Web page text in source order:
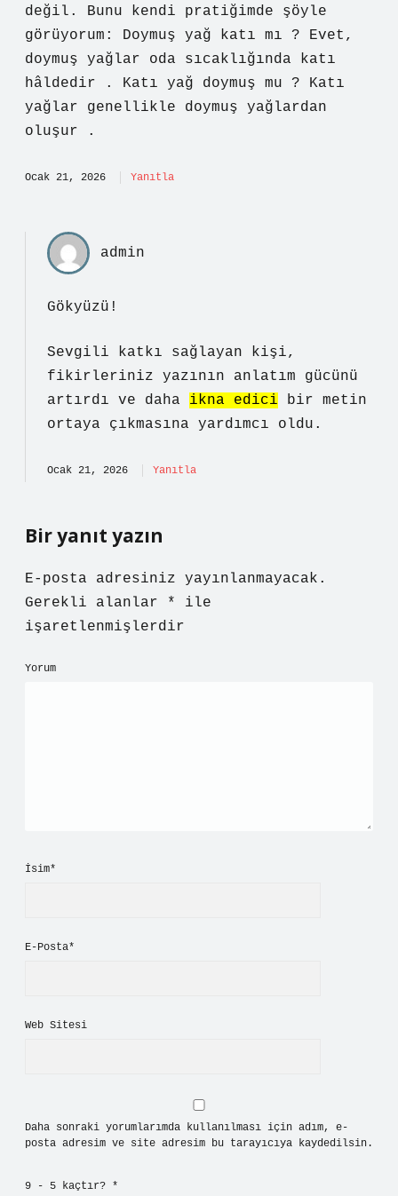
değil. Bunu kendi pratiğimde şöyle
görüyorum: Doymuş yağ katı mı ? Evet,
doymuş yağlar oda sıcaklığında katı
hâldedir . Katı yağ doymuş mu ? Katı
yağlar genellikle doymuş yağlardan
oluşur .
Ocak 21, 2026 Yanıtla
admin
Gökyüzü!
Sevgili katkı sağlayan kişi,
fikirleriniz yazının anlatım gücünü
artırdı ve daha ikna edici bir metin
ortaya çıkmasına yardımcı oldu.
Ocak 21, 2026 Yanıtla
Bir yanıt yazın
E-posta adresiniz yayınlanmayacak.
Gerekli alanlar
*
ile
işaretlenmişlerdir
Yorum
İsim*
E-Posta*
Web Sitesi
Daha sonraki yorumlarımda kullanılması için adım, e-
posta adresim ve site adresim bu tarayıcıya kaydedilsin.
9 - 5 kaçtır? *